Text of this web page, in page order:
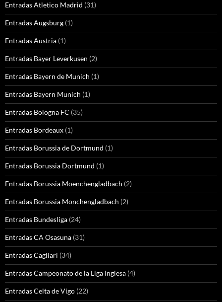
Entradas Atletico Madrid (31)
Entradas Augsburg (1)
Entradas Austria (1)
Entradas Bayer Leverkusen (2)
Entradas Bayern de Munich (1)
Entradas Bayern Munich (1)
Entradas Bologna FC (35)
Entradas Bordeaux (1)
Entradas Borussia de Dortmund (1)
Entradas Borussia Dortmund (1)
Entradas Borussia Moenchengladbach (2)
Entradas Borussia Monchengladbach (2)
Entradas Bundesliga (24)
Entradas CA Osasuna (31)
Entradas Cagliari (34)
Entradas Campeonato de la Liga Inglesa (4)
Entradas Celta de Vigo (22)